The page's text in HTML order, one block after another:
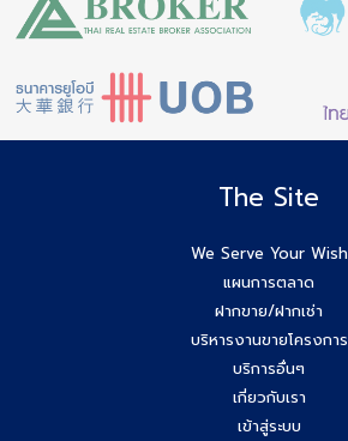
The Site
We Serve Your Wish
แผนการตลาด
ฝากขาย/ฝากเช่า
บริหารงานขายโครงการ
บริการอื่นๆ
เกี่ยวกับเรา
เข้าสู่ระบบ